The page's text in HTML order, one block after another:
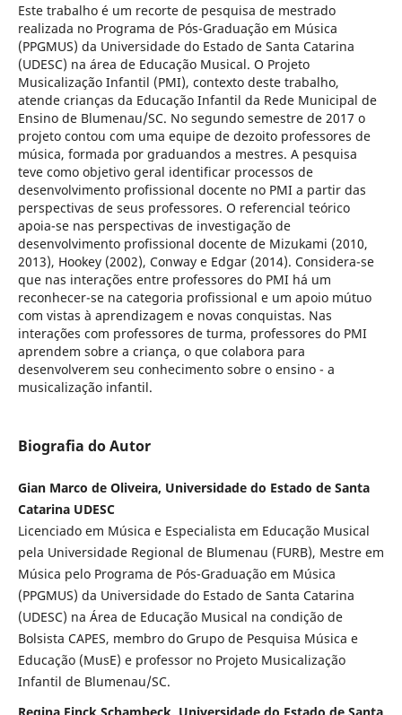
Este trabalho é um recorte de pesquisa de mestrado
realizada no Programa de Pós-Graduação em Música
(PPGMUS) da Universidade do Estado de Santa Catarina
(UDESC) na área de Educação Musical. O Projeto
Musicalização Infantil (PMI), contexto deste trabalho,
atende crianças da Educação Infantil da Rede Municipal de
Ensino de Blumenau/SC. No segundo semestre de 2017 o
projeto contou com uma equipe de dezoito professores de
música, formada por graduandos a mestres. A pesquisa
teve como objetivo geral identificar processos de
desenvolvimento profissional docente no PMI a partir das
perspectivas de seus professores. O referencial teórico
apoia-se nas perspectivas de investigação de
desenvolvimento profissional docente de Mizukami (2010,
2013), Hookey (2002), Conway e Edgar (2014). Considera-se
que nas interações entre professores do PMI há um
reconhecer-se na categoria profissional e um apoio mútuo
com vistas à aprendizagem e novas conquistas. Nas
interações com professores de turma, professores do PMI
aprendem sobre a criança, o que colabora para
desenvolverem seu conhecimento sobre o ensino - a
musicalização infantil.
Biografia do Autor
Gian Marco de Oliveira, Universidade do Estado de Santa
Catarina UDESC
Licenciado em Música e Especialista em Educação Musical
pela Universidade Regional de Blumenau (FURB), Mestre em
Música pelo Programa de Pós-Graduação em Música
(PPGMUS) da Universidade do Estado de Santa Catarina
(UDESC) na Área de Educação Musical na condição de
Bolsista CAPES, membro do Grupo de Pesquisa Música e
Educação (MusE) e professor no Projeto Musicalização
Infantil de Blumenau/SC.